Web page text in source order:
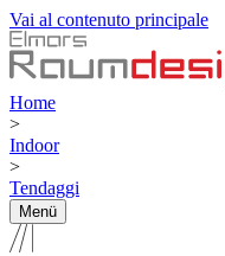
Vai al contenuto principale
Home
>
Indoor
>
Tendaggi
Menü